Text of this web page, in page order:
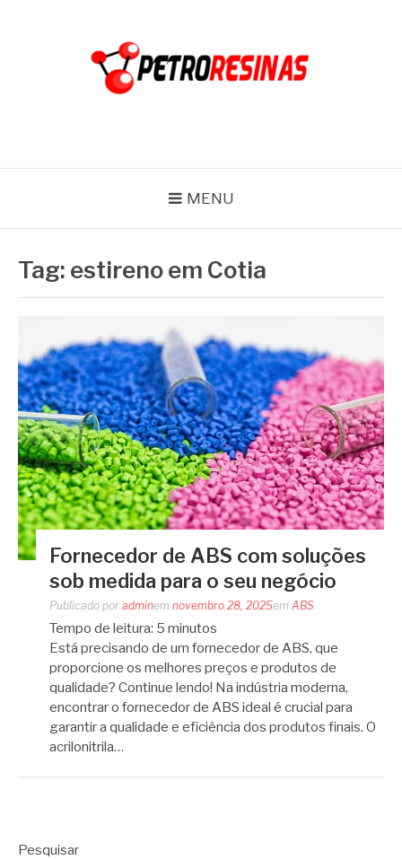
MENU
Tag: estireno em Cotia
Fornecedor de ABS com soluções
sob medida para o seu negócio
Publicado por adminem novembro 28, 2025em ABS
Tempo de leitura: 5 minutos
Está precisando de um fornecedor de ABS, que
proporcione os melhores preços e produtos de
qualidade? Continue lendo! Na indústria moderna,
encontrar o fornecedor de ABS ideal é crucial para
garantir a qualidade e eficiência dos produtos finais. O
acrilonitrila…
Pesquisar